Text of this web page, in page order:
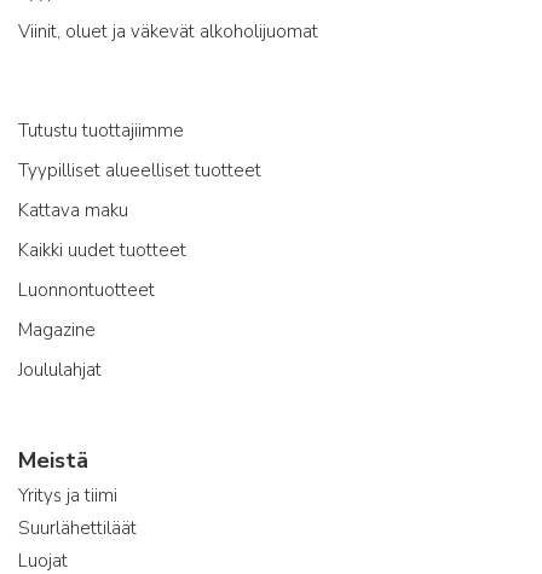
Viinit, oluet ja väkevät alkoholijuomat
Tutustu tuottajiimme
Tyypilliset alueelliset tuotteet
Kattava maku
Kaikki uudet tuotteet
Luonnontuotteet
Magazine
Joululahjat
Meistä
Yritys ja tiimi
Suurlähettiläät
Luojat